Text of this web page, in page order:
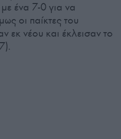
ένα 7-0 για να
οι παίκτες του
εκ νέου και έκλεισαν το